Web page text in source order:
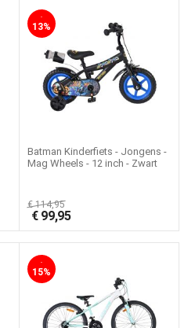
-
13%
Batman Kinderfiets - Jongens -
Mag Wheels - 12 inch - Zwart
€114,95
€ 99,95
-
15%